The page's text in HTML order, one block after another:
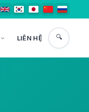
LIÊN HỆ 🔍